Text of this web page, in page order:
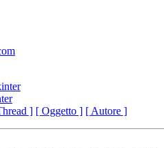
] [ Oggetto ] [ Autore ]